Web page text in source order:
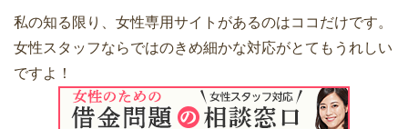
私の知る限り、女性専用サイトがあるのはココだけです。
女性スタッフならではのきめ細かな対応がとてもうれしい
ですよ！